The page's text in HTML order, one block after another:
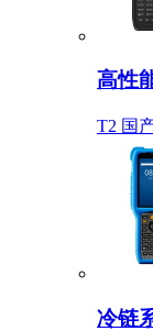
高性
T2 国
冷链